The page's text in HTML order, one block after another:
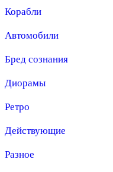
Корабли
Автомобили
Бред сознания
Диорамы
Ретро
Действующие
Разное